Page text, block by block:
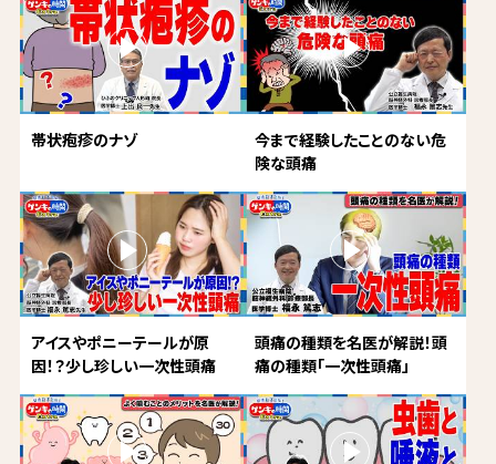
帯状疱疹のナゾ
今まで経験したことのない危
険な頭痛
アイスやポニーテールが原
因！？少し珍しい一次性頭痛
頭痛の種類を名医が解説！頭
痛の種類「一次性頭痛」